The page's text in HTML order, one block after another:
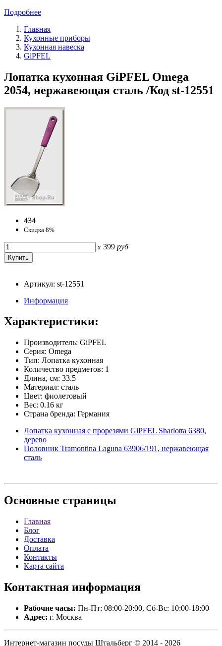
Подробнее
Главная
Кухонные приборы
Кухонная навеска
GiPFEL
Лопатка кухонная GiPFEL Omega
2054, нержавеющая сталь /Код st-12551
434
Скидка 8%
x 399 руб
Артикул: st-12551
Информация
Характеристики:
Производитель: GiPFEL
Серия: Omega
Тип: Лопатка кухонная
Количество предметов: 1
Длина, см: 33.5
Материал: сталь
Цвет: фиолетовый
Вес: 0.16 кг
Страна бренда: Германия
Лопатка кухонная с прорезями GiPFEL Sharlotta 6380,
дерево
Половник Tramontina Laguna 63906/191, нержавеющая
сталь
Основные страницы
Главная
Блог
Доставка
Оплата
Контакты
Карта сайта
Контактная информация
Рабочие часы: Пн-Пт: 08:00-20:00, Сб-Вс: 10:00-18:00
Адрес: г. Москва
Интернет-магазин посуды Штальберг © 2014 - 2026